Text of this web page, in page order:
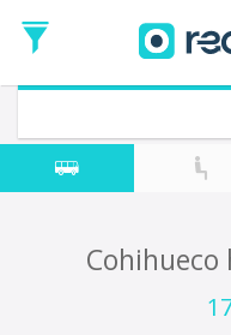
de
Ida
Vuelta
Fecha
de
Cohihueco